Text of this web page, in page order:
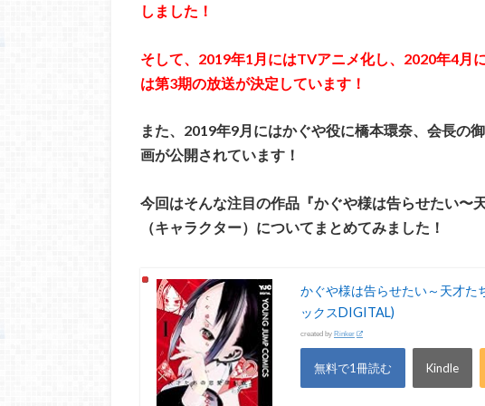
しました！
そして、2019年1月にはTVアニメ化し、2020年4月
は第3期の放送が決定しています！
また、2019年9月にはかぐや役に橋本環奈、会長の
画が公開されています！
今回はそんな注目の作品『かぐや様は告らせたい〜
（キャラクター）についてまとめてみました！
かぐや様は告らせたい～天才た
ックスDIGITAL)
created by Rinker
無料で1冊読む Kindle